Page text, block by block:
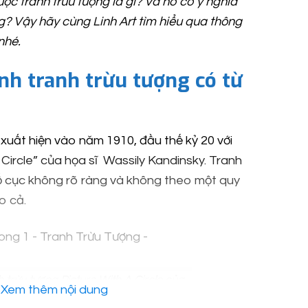
Vậy hãy cùng Linh Art tìm hiểu qua thông
tranh trừu tượng có từ
hiện vào năm 1910, đầu thế kỷ 20 với
của họa sĩ Wassily Kandinsky. Tranh
cục không rõ ràng và không theo một quy
cả.
sĩ Wassily Kandinsky
Xem thêm nội dung